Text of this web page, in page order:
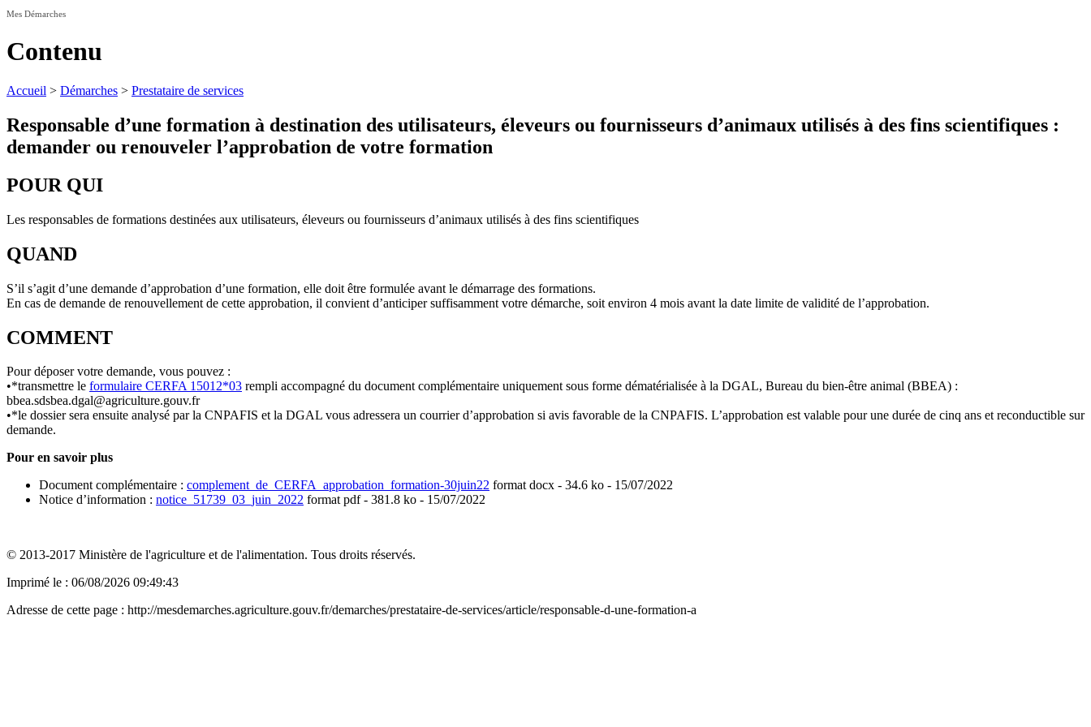
Mes Démarches
Contenu
Accueil > Démarches > Prestataire de services
Responsable d’une formation à destination des utilisateurs, éleveurs ou fournisseurs d’animaux utilisés à des fins scientifiques :
demander ou renouveler l’approbation de votre formation
POUR QUI
Les responsables de formations destinées aux utilisateurs, éleveurs ou fournisseurs d’animaux utilisés à des fins scientifiques
QUAND
S’il s’agit d’une demande d’approbation d’une formation, elle doit être formulée avant le démarrage des formations.
En cas de demande de renouvellement de cette approbation, il convient d’anticiper suffisamment votre démarche, soit environ 4 mois avant la date limite de validité de l’approbation.
COMMENT
Pour déposer votre demande, vous pouvez :
•*transmettre le formulaire CERFA 15012*03 rempli accompagné du document complémentaire uniquement sous forme dématérialisée à la DGAL, Bureau du bien-être animal (BBEA) :
bbea.sdsbea.dgal@agriculture.gouv.fr
•*le dossier sera ensuite analysé par la CNPAFIS et la DGAL vous adressera un courrier d’approbation si avis favorable de la CNPAFIS. L’approbation est valable pour une durée de cinq ans et reconductible sur
demande.
Pour en savoir plus
Document complémentaire : complement_de_CERFA_approbation_formation-30juin22 format docx - 34.6 ko - 15/07/2022
Notice d’information : notice_51739_03_juin_2022 format pdf- 381.8 ko - 15/07/2022
© 2013-2017 Ministère de l'agriculture et de l'alimentation. Tous droits réservés.
Imprimé le : 06/08/2026 09:49:43
Adresse de cette page : http://mesdemarches.agriculture.gouv.fr/demarches/prestataire-de-services/article/responsable-d-une-formation-a